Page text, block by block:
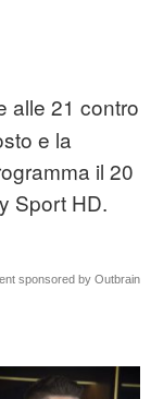
alle 21 contro
e la
il 20
Sport HD.
sponsored by Outbrain